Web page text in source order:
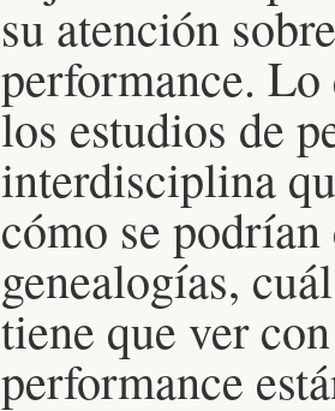
su atención
performance. Lo
los estudios de
interdisciplina
cómo se
genealogías,
tiene que ver
performance